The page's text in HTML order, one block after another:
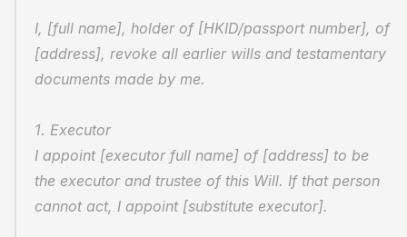
I, [full name], holder of [HKID/passport number], of
[address], revoke all earlier wills and testamentary
documents made by me.
1. Executor
I appoint [executor full name] of [address] to be
the executor and trustee of this Will. If that person
cannot act, I appoint [substitute executor].